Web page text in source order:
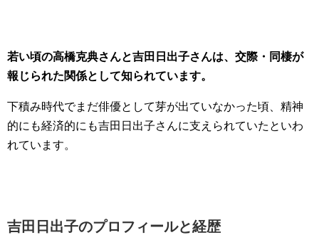
若い頃の高橋克典さんと吉田日出子さんは、交際・同棲が
報じられた関係として知られています。
下積み時代でまだ俳優として芽が出ていなかった頃、精神
的にも経済的にも吉田日出子さんに支えられていたといわ
れています。
吉田日出子のプロフィールと経歴